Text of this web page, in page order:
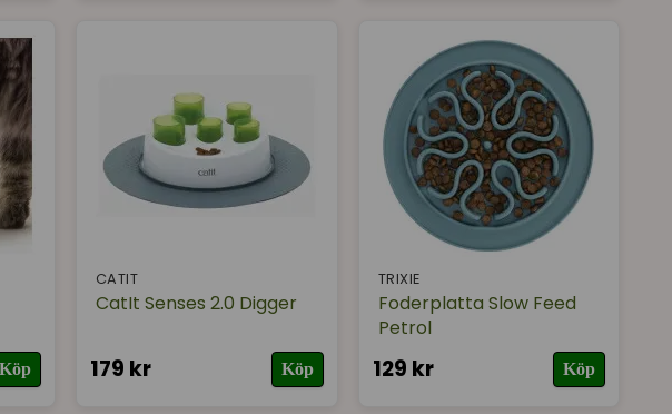
Köp
CATIT
CatIt Senses 2.0 Digger
179 kr Köp
TRIXIE
Foderplatta Slow Feed
Petrol
129 kr Köp